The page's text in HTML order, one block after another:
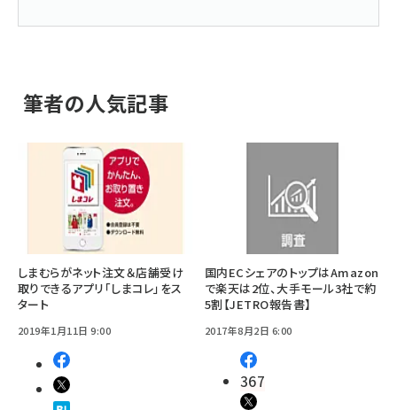
筆者の人気記事
しまむらがネット注文＆店舗受け
取りできるアプリ「しまコレ」をス
タート
2019年1月11日 9:00
国内ECシェアのトップはAmazon
で楽天は2位、大手モール3社で約
5割【JETRO報告書】
2017年8月2日 6:00
367